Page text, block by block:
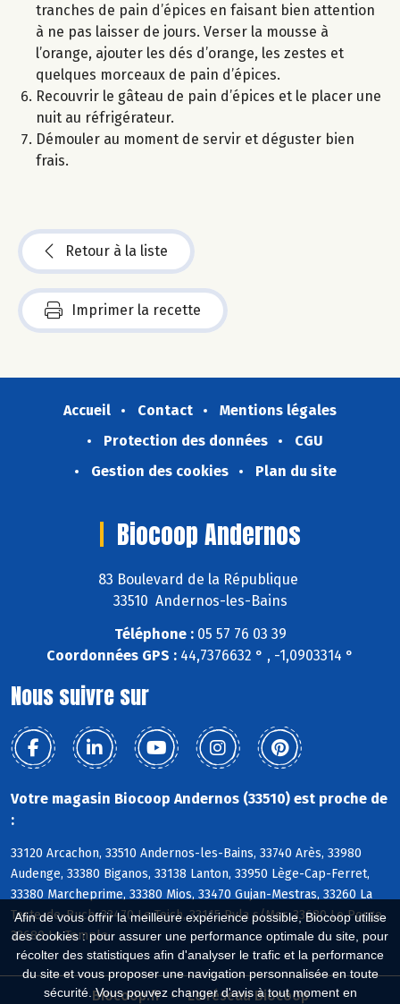
Afin de vous offrir la meilleure expérience possible, Biocoop utilise
des cookies : pour assurer une performance optimale du site, pour
récolter des statistiques afin d'analyser le trafic et la performance
du site et vous proposer une navigation personnalisée en toute
sécurité. Vous pouvez changer d'avis à tout moment en
tranches de pain d’épices en faisant bien attention
à ne pas laisser de jours. Verser la mousse à
l’orange, ajouter les dés d’orange, les zestes et
quelques morceaux de pain d’épices.
Recouvrir le gâteau de pain d’épices et le placer une
nuit au réfrigérateur.
Démouler au moment de servir et déguster bien
frais.
Retour à la liste
Imprimer la recette
Accueil Contact
Mentions légales
Protection des données
CGU
Gestion des cookies
Plan du site
Biocoop Andernos
83 Boulevard de la République
33510 Andernos-les-Bains
Téléphone :05 57 76 03 39
Coordonnées GPS : 44,7376632 ° , -1,0903314 °
Nous suivre sur
Votre magasin Biocoop Andernos (33510) est proche de
:
33120 Arcachon, 33510 Andernos-les-Bains, 33740 Arès, 33980
Audenge, 33380 Biganos, 33138 Lanton, 33950 Lège-Cap-Ferret,
33380 Marcheprime, 33380 Mios, 33470 Gujan-Mestras, 33260 La
Teste-de-Buch, 33470 Le Teich, 33115 Pyla s/Mer, 33680 Le Porge,
33680 Le Temple
Biocoop.fr Le réseau Biocoop